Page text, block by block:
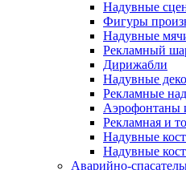
Надувные
Фигуры
Надувные
Рекламный
Дирижабли
Надувные
Рекламные
Аэрофонтаны
Рекламная и
Надувные
Надувные
Аварийно-